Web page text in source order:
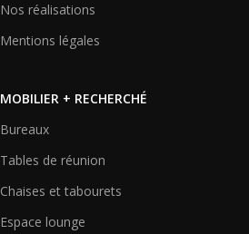
Nos réalisations
Mentions légales
MOBILIER + RECHERCHÉ
Bureaux
Tables de réunion
Chaises et tabourets
Espace lounge